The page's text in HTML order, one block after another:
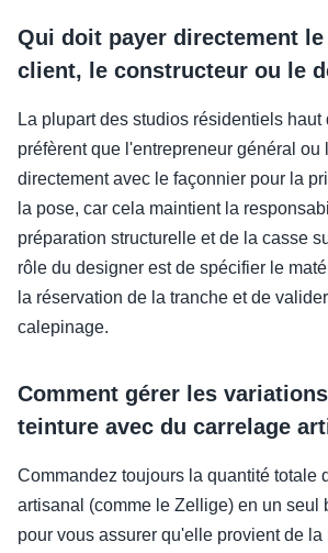
Qui doit payer directement
client, le constructeur ou le
La plupart des studios résidentiels haut
préfèrent que l'entrepreneur général ou
directement avec le façonnier pour la
la pose, car cela maintient la
préparation structurelle et de la casse
rôle du designer est de spécifier le
la réservation de la tranche et de
calepinage.
Comment gérer les
teinture avec du carrelage
Commandez toujours la quantité totale
artisanal (comme le Zellige) en un seul
pour vous assurer qu'elle provient de la